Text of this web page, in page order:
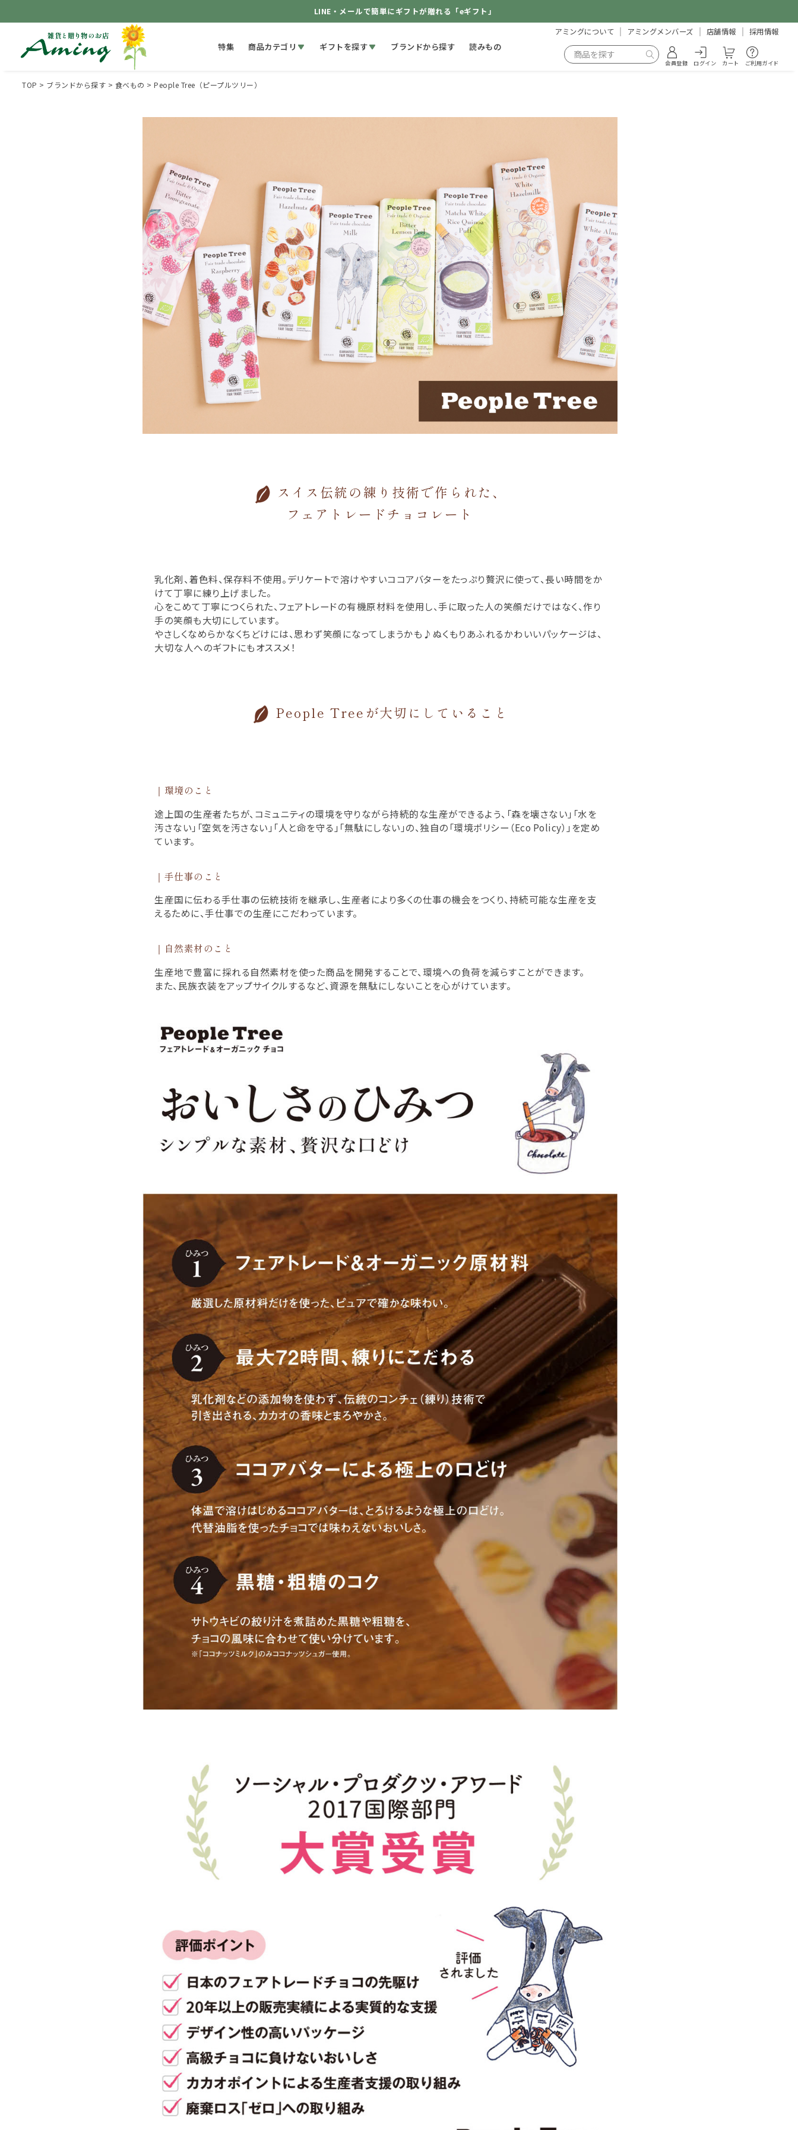
LINE・メールで簡単にギフトが贈れる「eギフト」
特集 商品カテゴリ ギフトを探す ブランドから探す 読みもの
アミングについて アミングメンバーズ 店舗情報 採用情報
会員登録 ログイン カート ご利用ガイド
TOP ブランドから探す 食べもの People Tree（ピープルツリー）
スイス伝統の練り技術で作られた、
フェアトレードチョコレート
乳化剤、着色料、保存料不使用。デリケートで溶けやすいココアバターをたっぷり贅沢に使って、長い時間をか
けて丁寧に練り上げました。
心をこめて丁寧につくられた、フェアトレードの有機原材料を使用し、手に取った人の笑顔だけではなく、作り
手の笑顔も大切にしています。
やさしくなめらかなくちどけには、思わず笑顔になってしまうかも♪ぬくもりあふれるかわいいパッケージは、
大切な人へのギフトにもオススメ！
People Treeが大切にしていること
｜環境のこと
途上国の生産者たちが、コミュニティの環境を守りながら持続的な生産ができるよう、「森を壊さない」「水を
汚さない」「空気を汚さない」「人と命を守る」「無駄にしない」の、独自の「環境ポリシー（Eco Policy）」を定め
ています。
｜手仕事のこと
生産国に伝わる手仕事の伝統技術を継承し、生産者により多くの仕事の機会をつくり、持続可能な生産を支
えるために、手仕事での生産にこだわっています。
｜自然素材のこと
生産地で豊富に採れる自然素材を使った商品を開発することで、環境への負荷を減らすことができます。
また、民族衣装をアップサイクルするなど、資源を無駄にしないことを心がけています。